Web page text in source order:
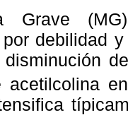
Grave
debilidad
acetilcolina